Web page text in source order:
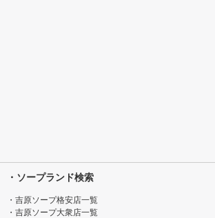
・ソープランド検索
・吉原ソープ格安店一覧
・吉原ソープ大衆店一覧